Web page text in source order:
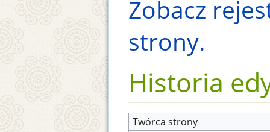
Zobacz
strony.
Historia
Twórca strony